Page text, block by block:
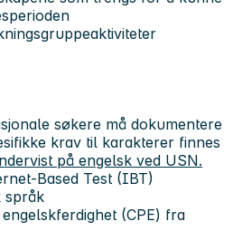
søkere må dokumentere
krav til karakterer finnes
på engelsk ved USN.
Based Test (IBT)
språk
(CPE) fra